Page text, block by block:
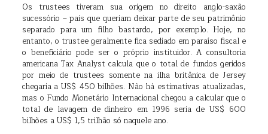
Os trustees tiveram sua origem no direito anglo-saxão
sucessório – pais que queriam deixar parte de seu patrimônio
separado para um filho bastardo, por exemplo. Hoje, no
entanto, o trustee geralmente fica sediado em paraíso fiscal e
o beneficiário pode ser o próprio instituidor. A consultoria
americana Tax Analyst calcula que o total de fundos geridos
por meio de trustees somente na ilha britânica de Jersey
chegaria a US$ 450 bilhões. Não há estimativas atualizadas,
mas o Fundo Monetário Internacional chegou a calcular que o
total de lavagem de dinheiro em 1996 seria de US$ 600
bilhões a US$ 1,5 trilhão só naquele ano.